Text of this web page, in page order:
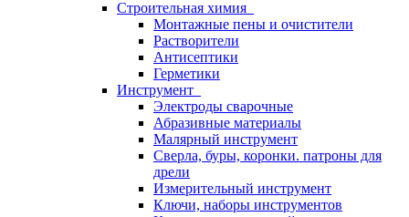
Строительная химия
Монтажные пены и очистители
Растворители
Антисептики
Герметики
Инструмент
Электроды сварочные
Абразивные материалы
Малярный инструмент
Сверла, буры, коронки. патроны для
дрели
Измерительный инструмент
Ключи, наборы инструментов